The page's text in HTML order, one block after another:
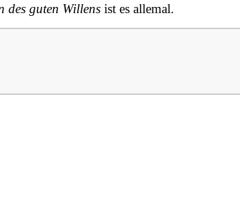
des guten Willens ist es allemal.